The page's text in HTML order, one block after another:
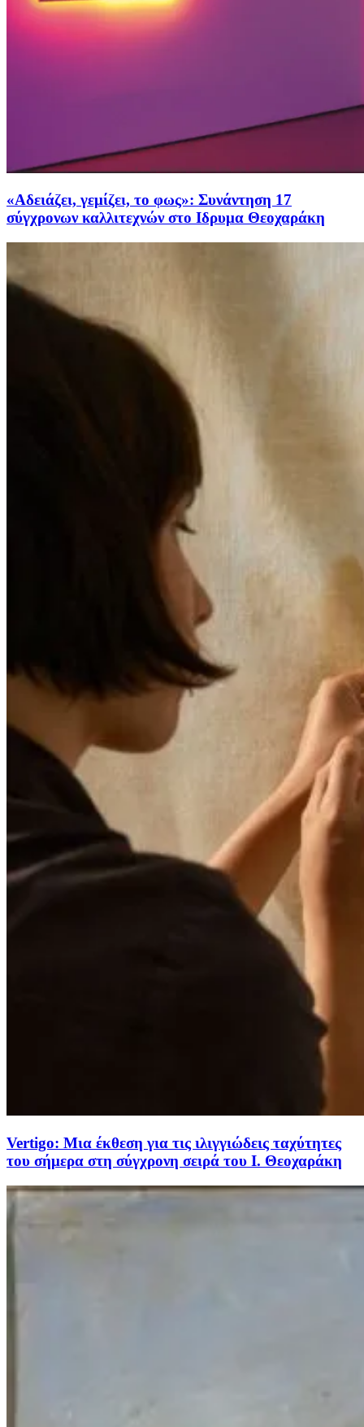
«Αδειάζει, γεμίζει, το φως»: Συνάντηση 17
σύγχρονων καλλιτεχνών στο Ιδρυμα Θεοχαράκη
Vertigo: Μια έκθεση για τις ιλιγγιώδεις ταχύτητες
του σήμερα στη σύγχρονη σειρά του Ι. Θεοχαράκη